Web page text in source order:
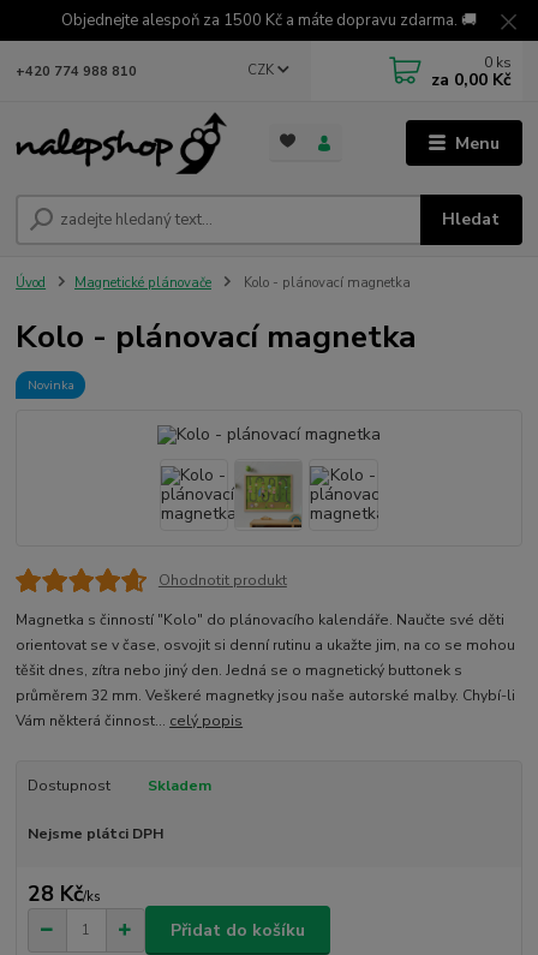
Objednejte alespoň za 1500 Kč a máte dopravu zdarma. 🚚
Menu
CZK
Hledat
+420 774 988 810 0 ks
za 0,00 Kč
Úvod Magnetické plánovače Kolo - plánovací magnetka
Kolo - plánovací magnetka
Novinka
Ohodnotit produkt
Magnetka s činností "Kolo" do plánovacího kalendáře. Naučte své děti
orientovat se v čase, osvojit si denní rutinu a ukažte jim, na co se mohou
těšit dnes, zítra nebo jiný den. Jedná se o magnetický buttonek s
průměrem 32 mm. Veškeré magnetky jsou naše autorské malby. Chybí-li
Vám některá činnost... celý popis
Dostupnost Skladem
Nejsme plátci DPH
28 Kč/ks
Přidat do košíku